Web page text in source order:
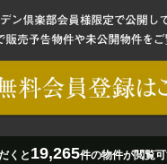
くと 19,265件の物件が閲覧可